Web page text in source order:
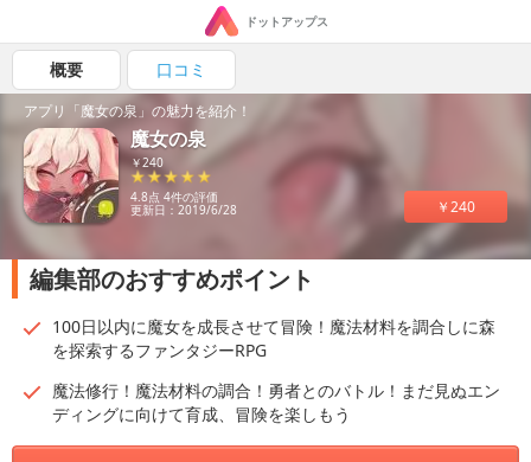
ドットアップス
概要 口コミ
アプリ「魔女の泉」の魅力を紹介！
魔女の泉
￥240
4.8点 4件の評価
更新日：2019/6/28 ￥240
編集部のおすすめポイント
100日以内に魔女を成長させて冒険！魔法材料を調合しに森
を探索するファンタジーRPG
魔法修行！魔法材料の調合！勇者とのバトル！まだ見ぬエン
ディングに向けて育成、冒険を楽しもう